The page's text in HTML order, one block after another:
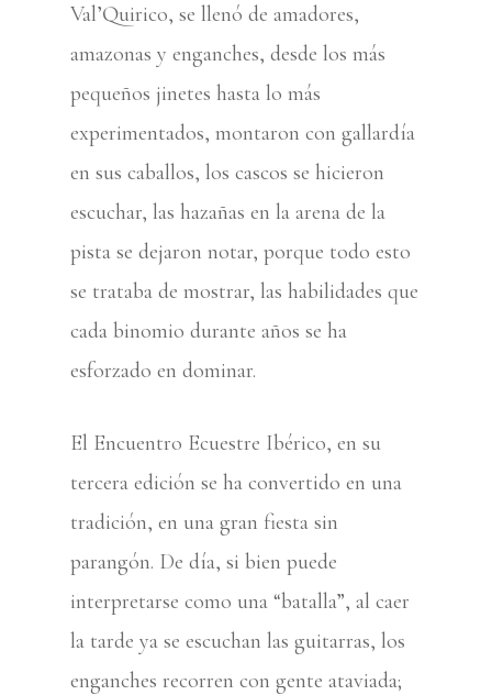
Val’Quirico, se llenó de amadores,
amazonas y enganches, desde los más
pequeños jinetes hasta lo más
experimentados, montaron con gallardía
en sus caballos, los cascos se hicieron
escuchar, las hazañas en la arena de la
pista se dejaron notar, porque todo esto
se trataba de mostrar, las habilidades que
cada binomio durante años se ha
esforzado en dominar.
El Encuentro Ecuestre Ibérico, en su
tercera edición se ha convertido en una
tradición, en una gran fiesta sin
parangón. De día, si bien puede
interpretarse como una “batalla”, al caer
la tarde ya se escuchan las guitarras, los
enganches recorren con gente ataviada;